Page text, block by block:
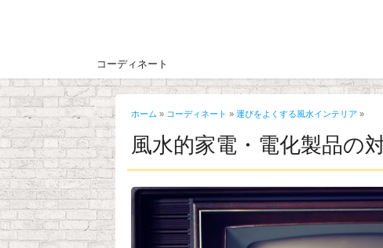
コーディネート
ホーム » コーディネート » 運びをよくする風水インテリア »
風水的家電・電化製品の